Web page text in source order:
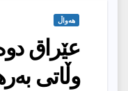
هەواڵ
عێراق
وڵاتی